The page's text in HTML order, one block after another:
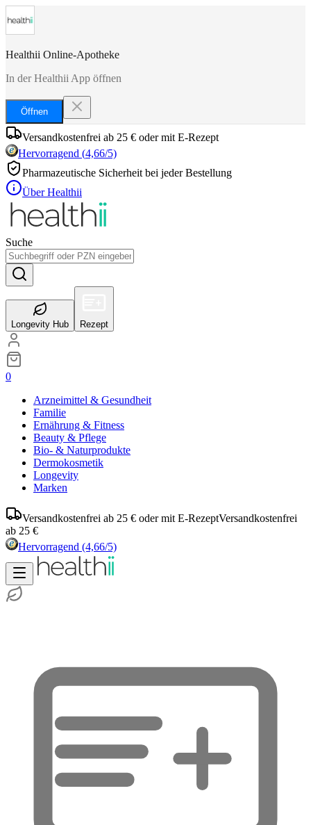
Healthii Online-Apotheke
In der Healthii App öffnen
Öffnen
Versandkostenfrei ab 25 € oder mit E-Rezept
Hervorragend (4,66/5)
Pharmazeutische Sicherheit bei jeder Bestellung
Über Healthii
Suche
Longevity Hub Rezept
0
Arzneimittel & Gesundheit
Familie
Ernährung & Fitness
Beauty & Pflege
Bio- & Naturprodukte
Dermokosmetik
Longevity
Marken
Versandkostenfrei ab 25 € oder mit E-RezeptVersandkostenfrei
ab 25 €
Hervorragend (4,66/5)